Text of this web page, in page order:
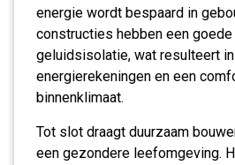
energie wordt bespaard in
constructies hebben een
geluidsisolatie, wat resulteert
energierekeningen en een
binnenklimaat.
Tot slot draagt duurzaam
een gezondere leefomgeving.